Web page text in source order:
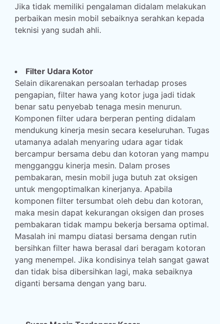
Jika tidak memiliki pengalaman didalam melakukan
perbaikan mesin mobil sebaiknya serahkan kepada
teknisi yang sudah ahli.
Filter Udara Kotor
Selain dikarenakan persoalan terhadap proses
pengapian, filter hawa yang kotor juga jadi tidak
benar satu penyebab tenaga mesin menurun.
Komponen filter udara berperan penting didalam
mendukung kinerja mesin secara keseluruhan. Tugas
utamanya adalah menyaring udara agar tidak
bercampur bersama debu dan kotoran yang mampu
mengganggu kinerja mesin. Dalam proses
pembakaran, mesin mobil juga butuh zat oksigen
untuk mengoptimalkan kinerjanya. Apabila
komponen filter tersumbat oleh debu dan kotoran,
maka mesin dapat kekurangan oksigen dan proses
pembakaran tidak mampu bekerja bersama optimal.
Masalah ini mampu diatasi bersama dengan rutin
bersihkan filter hawa berasal dari beragam kotoran
yang menempel. Jika kondisinya telah sangat gawat
dan tidak bisa dibersihkan lagi, maka sebaiknya
diganti bersama dengan yang baru.